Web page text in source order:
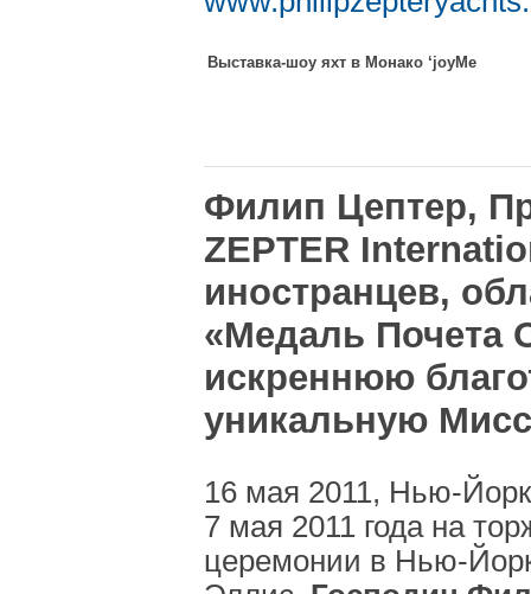
Выставка-шоу яхт в Монако ‘joyMe
Филип Цептер,
ZEPTER
иностранцев,
«Медаль Почета
искреннюю
уникальную
16 мая 2011, Нью-Йорк
7 мая 2011 года на
церемонии в Нью-